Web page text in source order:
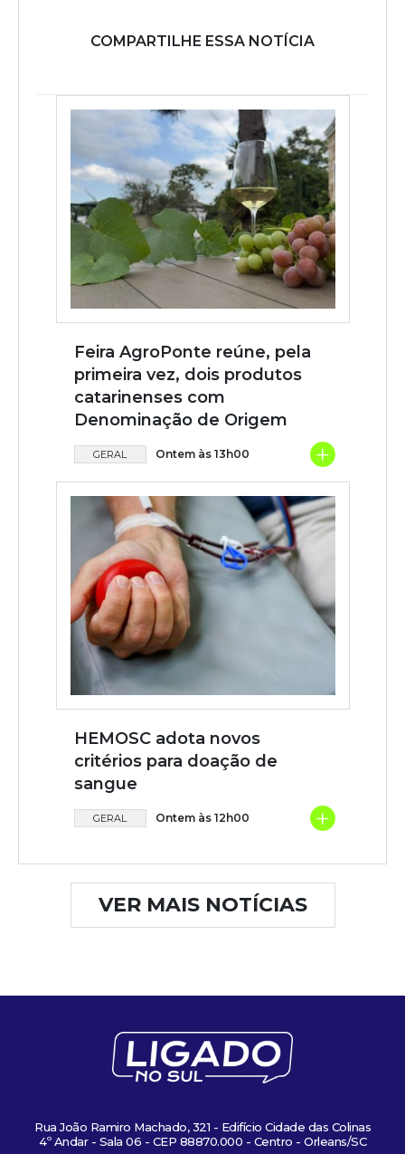
COMPARTILHE ESSA NOTÍCIA
Feira AgroPonte reúne, pela
primeira vez, dois produtos
catarinenses com
Denominação de Origem
GERAL Ontem às 13h00 +
HEMOSC adota novos
critérios para doação de
sangue
GERAL Ontem às 12h00 +
VER MAIS NOTÍCIAS
Rua João Ramiro Machado, 321 - Edifício Cidade das Colinas
4º Andar - Sala 06 - CEP 88870.000 - Centro - Orleans/SC